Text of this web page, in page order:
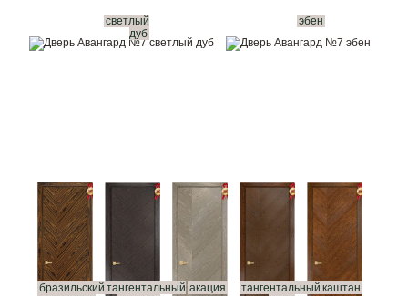
светлый
дуб
эбен
бразильский тангентальный акация
тангентальный каштан